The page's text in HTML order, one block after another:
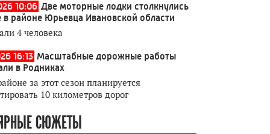
10:06 Две моторные лодки столкнулись
в районе Юрьевца Ивановской области
4 человека
16:13 Масштабные дорожные работы
в Родниках
за этот сезон планируется
10 километров дорог
СЮЖЕТЫ